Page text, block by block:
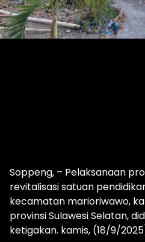
Soppeng, – Pelaksanaan
revitalisasi satuan
kecamatan marioriwawo,
provinsi Sulawesi Selatan,
ketigakan. kamis, (18/9/